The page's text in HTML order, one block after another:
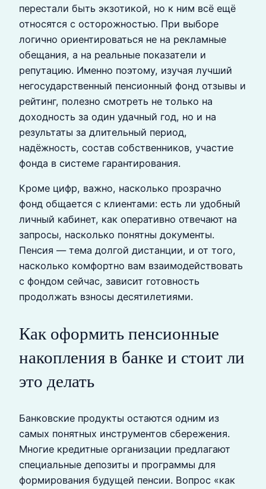
перестали быть экзотикой, но к ним всё ещё
относятся с осторожностью. При выборе
логично ориентироваться не на рекламные
обещания, а на реальные показатели и
репутацию. Именно поэтому, изучая лучший
негосударственный пенсионный фонд отзывы и
рейтинг, полезно смотреть не только на
доходность за один удачный год, но и на
результаты за длительный период,
надёжность, состав собственников, участие
фонда в системе гарантирования.
Кроме цифр, важно, насколько прозрачно
фонд общается с клиентами: есть ли удобный
личный кабинет, как оперативно отвечают на
запросы, насколько понятны документы.
Пенсия — тема долгой дистанции, и от того,
насколько комфортно вам взаимодействовать
с фондом сейчас, зависит готовность
продолжать взносы десятилетиями.
Как оформить пенсионные
накопления в банке и стоит ли
это делать
Банковские продукты остаются одним из
самых понятных инструментов сбережения.
Многие кредитные организации предлагают
специальные депозиты и программы для
формирования будущей пенсии. Вопрос «как